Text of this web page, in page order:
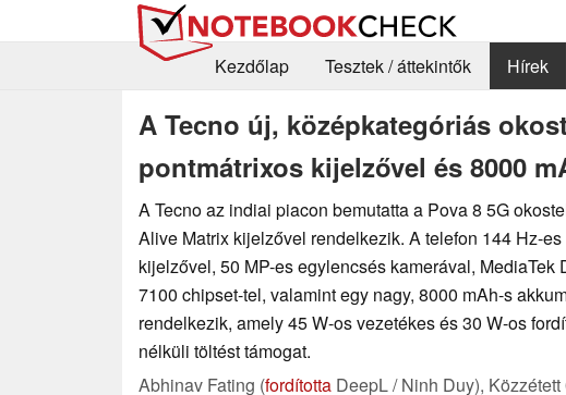
Kezdőlap
Tesztek / áttekintők Hírek
A Tecno új, középkategóriás
pontmátrixos kijelzővel és 8000
A Tecno az indiai piacon bemutatta a Pova 8 5G
Alive Matrix kijelzővel rendelkezik. A telefon 144 Hz-es
kijelzővel, 50 MP-es egylencsés kamerával, MediaTek
7100 chipset-tel, valamint egy nagy, 8000 mAh-s
rendelkezik, amely 45 W-os vezetékes és 30 W-os
nélküli töltést támogat.
Abhinav Fating (fordította DeepL / Ninh Duy), Közzétett